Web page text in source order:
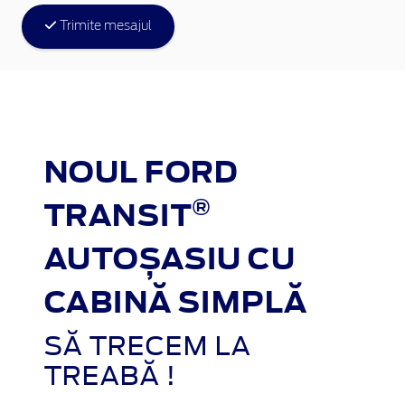
Trimite mesajul
NOUL FORD
TRANSIT®
AUTOȘASIU CU
CABINĂ SIMPLĂ
SĂ TRECEM LA
TREABĂ !